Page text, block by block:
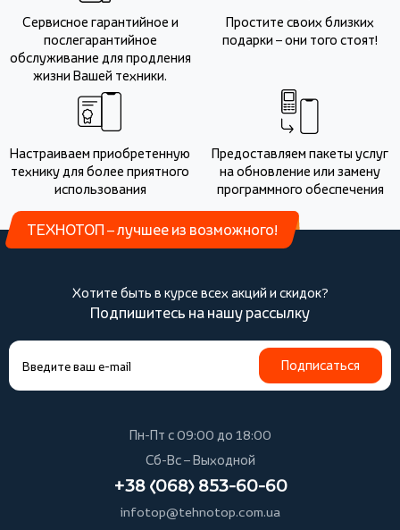
Сервисное гарантийное и
послегарантийное
обслуживание для продления
жизни Вашей техники.
Простите своих близких
подарки – они того стоят!
Настраиваем приобретенную
технику для более приятного
использования
Предоставляем пакеты услуг
на обновление или замену
программного обеспечения
ТЕХНОТОП – лучшее из возможного!
Хотите быть в курсе всех акций и скидок?
Подпишитесь на нашу рассылку
Подписаться
Пн-Пт с 09:00 до 18:00
Сб-Вс – Выходной
+38 (068) 853-60-60
infotop@tehnotop.com.ua